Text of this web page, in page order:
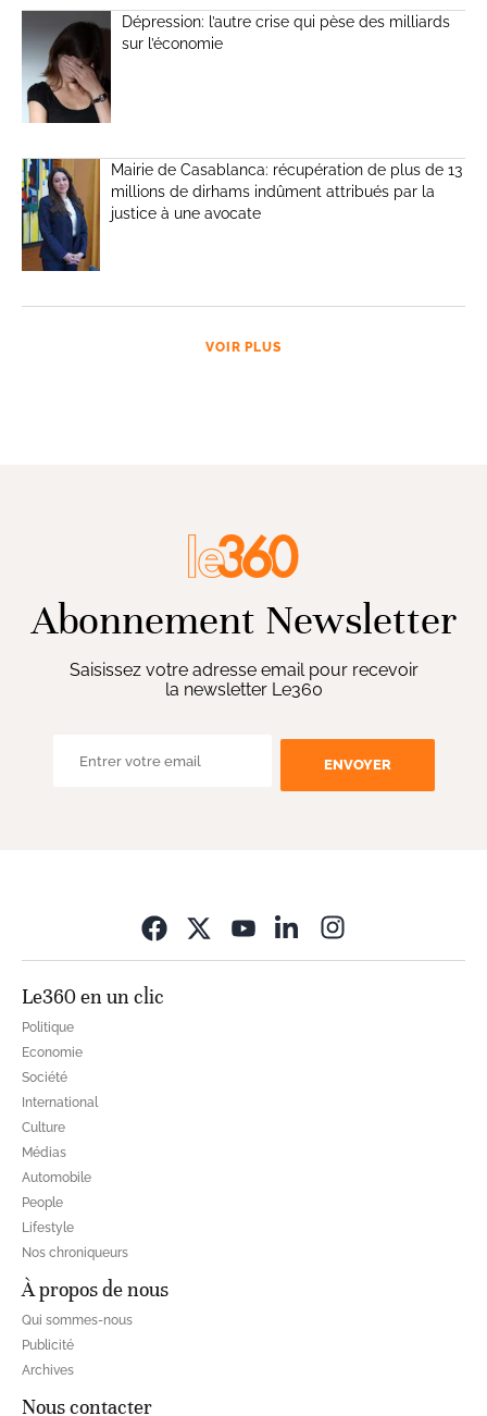
Dépression: l’autre crise qui pèse des milliards
sur l’économie
Mairie de Casablanca: récupération de plus de 13
millions de dirhams indûment attribués par la
justice à une avocate
VOIR PLUS
Abonnement Newsletter
Saisissez votre adresse email pour recevoir
la newsletter Le360
ENVOYER
Le360 en un clic
Politique
Economie
Société
International
Culture
Médias
Automobile
People
Lifestyle
Nos chroniqueurs
À propos de nous
Qui sommes-nous
Publicité
Archives
Nous contacter